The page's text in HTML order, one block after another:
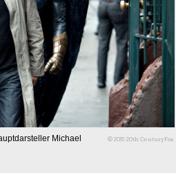
Michael
© 2015 20th CenturyFox